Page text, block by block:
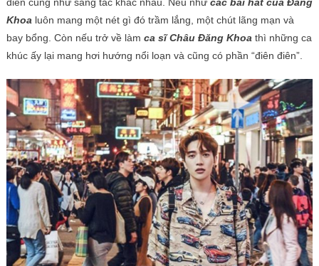
diễn cũng như sáng tác khác nhau. Nếu như các bài hát của Đăng
Khoaluôn mang một nét gì đó trầm lắng, một chút lãng mạn và
bay bổng. Còn nếu trở về làm ca sĩ Châu Đăng Khoathì những ca
khúc ấy lại mang hơi hướng nổi loạn và cũng có phần “điên điên”.